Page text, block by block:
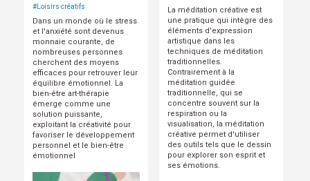
# Loisirs créatifs
Dans un monde où le stress
et l'anxiété sont devenus
monnaie courante, de
nombreuses personnes
cherchent des moyens
efficaces pour retrouver leur
équilibre émotionnel. La
bien-être art-thérapie
émerge comme une
solution puissante,
exploitant la créativité pour
favoriser le développement
personnel et le bien-être
émotionnel
La méditation créative est
une pratique qui intègre des
éléments d'expression
artistique dans les
techniques de méditation
traditionnelles.
Contrairement à la
méditation guidée
traditionnelle, qui se
concentre souvent sur la
respiration ou la
visualisation, la méditation
créative permet d'utiliser
des outils tels que le dessin
pour explorer son esprit et
ses émotions.